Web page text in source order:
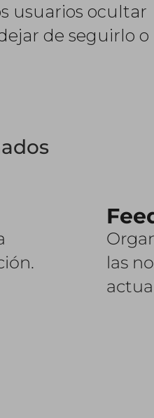
usuarios ocultar
de seguirlo o
las